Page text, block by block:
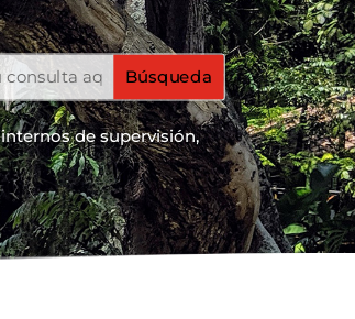
de supervisión,